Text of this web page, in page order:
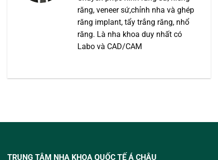
răng, veneer sứ,chỉnh nha và ghép
răng implant, tẩy trắng răng, nhổ
răng. Là nha khoa duy nhất có
Labo và CAD/CAM
TRUNG TÂM NHA KHOA QUỐC TẾ Á CHÂU